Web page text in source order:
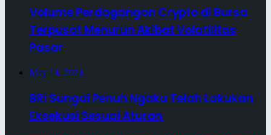
Volume Perdagangan Crypto di Bursa
Terpusat Menurun Akibat Volatilitas
Pasar
May 14, 2024
BRI Sungai Penuh Ngaku Telah Lakukan
Eksekusi Sesuai Aturan